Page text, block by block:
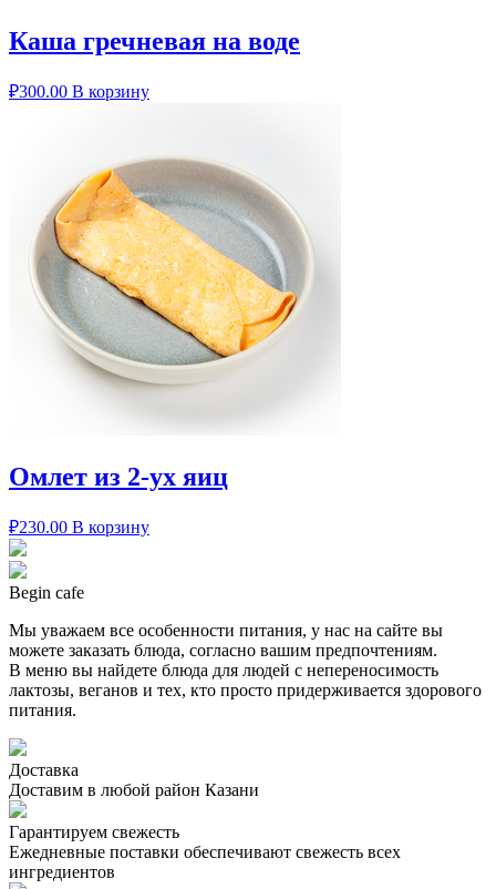
Каша гречневая на воде
₽300.00 В корзину
Омлет из 2-ух яиц
₽230.00 В корзину
Begin cafe
Мы уважаем все особенности питания, у нас на сайте вы
можете заказать блюда, согласно вашим предпочтениям.
В меню вы найдете блюда для людей с непереносимость
лактозы, веганов и тех, кто просто придерживается здорового
питания.
Доставка
Доставим в любой район Казани
Гарантируем свежесть
Ежедневные поставки обеспечивают свежесть всех
ингредиентов